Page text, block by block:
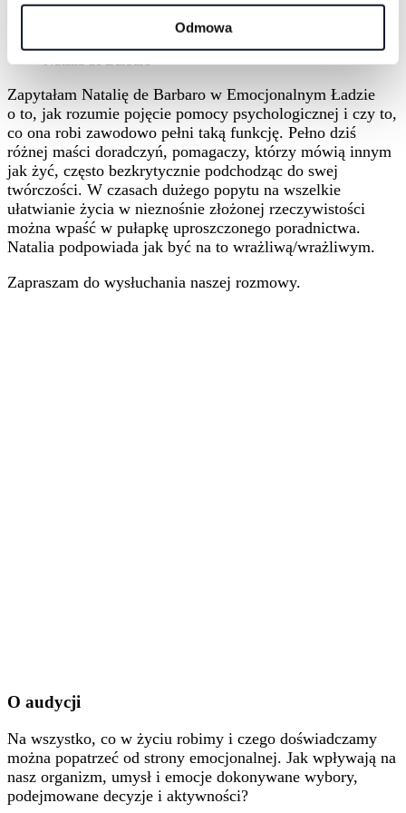
Odmowa
Zapytałam Natalię de Barbaro w Emocjonalnym Ładzie
o to, jak rozumie pojęcie pomocy psychologicznej i czy to,
co ona robi zawodowo pełni taką funkcję. Pełno dziś
różnej maści doradczyń, pomagaczy, którzy mówią innym
jak żyć, często bezkrytycznie podchodząc do swej
twórczości. W czasach dużego popytu na wszelkie
ułatwianie życia w nieznośnie złożonej rzeczywistości
można wpaść w pułapkę uproszczonego poradnictwa.
Natalia podpowiada jak być na to wrażliwą/wrażliwym.
Zapraszam do wysłuchania naszej rozmowy.
O audycji
Na wszystko, co w życiu robimy i czego doświadczamy
można popatrzeć od strony emocjonalnej. Jak wpływają na
nasz organizm, umysł i emocje dokonywane wybory,
podejmowane decyzje i aktywności?